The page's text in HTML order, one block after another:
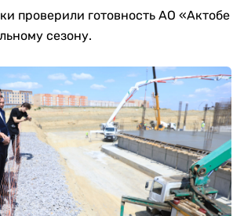
проверили готовность АО «Актобе
сезону.